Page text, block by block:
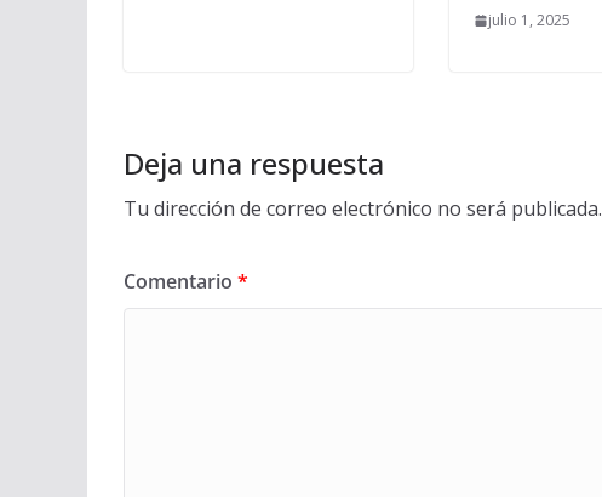
julio 1, 2025
Deja una respuesta
Tu dirección de correo electrónico no será publicada.
Comentario *